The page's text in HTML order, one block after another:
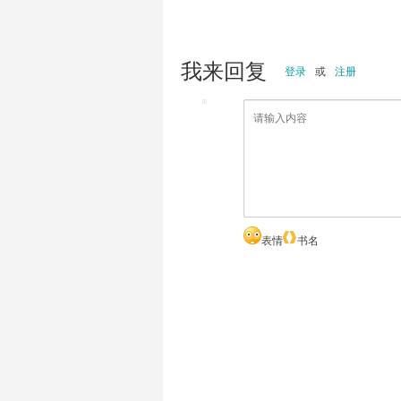
我来回复 登录 或 注册
表情 书名